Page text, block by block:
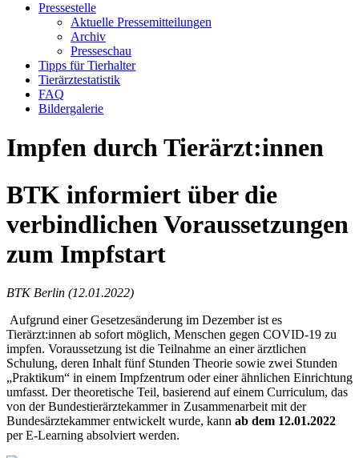
Pressestelle
Aktuelle Pressemitteilungen
Archiv
Presseschau
Tipps für Tierhalter
Tierärztestatistik
FAQ
Bildergalerie
Impfen durch Tierärzt:innen
BTK informiert über die
verbindlichen Voraussetzungen
zum Impfstart
BTK Berlin (12.01.2022)
Aufgrund einer Gesetzesänderung im Dezember ist es
Tierärzt:innen ab sofort möglich, Menschen gegen COVID-19 zu
impfen. Voraussetzung ist die Teilnahme an einer ärztlichen
Schulung, deren Inhalt fünf Stunden Theorie sowie zwei Stunden
„Praktikum“ in einem Impfzentrum oder einer ähnlichen Einrichtung
umfasst. Der theoretische Teil, basierend auf einem Curriculum, das
von der Bundestierärztekammer in Zusammenarbeit mit der
Bundesärztekammer entwickelt wurde, kann ab dem 12.01.2022
per E-Learning absolviert werden.